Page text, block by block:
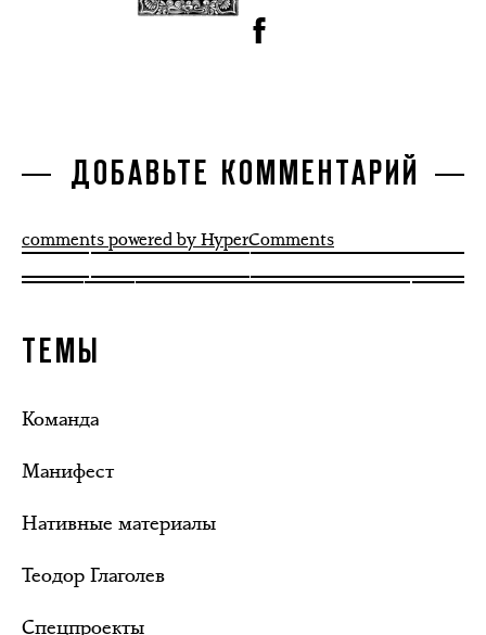
ДОБАВЬТЕ КОММЕНТАРИЙ
comments powered by HyperComments
ТЕМЫ
Команда
Манифест
Нативные материалы
Теодор Глаголев
Спецпроекты